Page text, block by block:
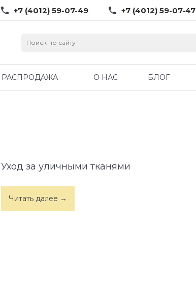
+7 (4012) 59-07-49 +7 (4012) 59-07-47
РАСПРОДАЖА О НАС БЛОГ
Уход за уличными тканями
Читать далее →